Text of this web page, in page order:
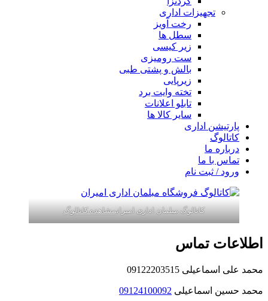
تجهیزات اداری
رخت آویز
سطل ها
زیر کیسی
ست رومیزی
بالش و پشتی طبی
زیرپایی
تخته وایت برد
تابلو اعلانات
سایر کالا ها
پارتیشن اداری
کاتالوگ
درباره ما
تماس با ما
ورود / ثبت نام
کاتالوگ مبلمان اداری امیرانمشاهده کاتالوگ
اطلاعات تماس
محمد علی اسماعیلی 09122203515
محمد حسین اسماعیلی 09124100092